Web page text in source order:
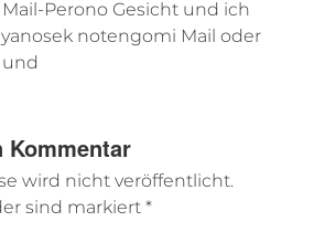
Perono Gesicht und ich
notengomi Mail oder
Kommentar
wird nicht veröffentlicht.
sind markiert *